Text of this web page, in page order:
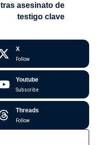
tras asesinato de
testigo clave
X
Follow
Youtube
Subscribe
Threads
Follow